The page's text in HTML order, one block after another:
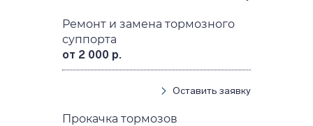
Ремонт и замена тормозного
суппорта
от 2 000 р.
Оставить заявку
Прокачка тормозов